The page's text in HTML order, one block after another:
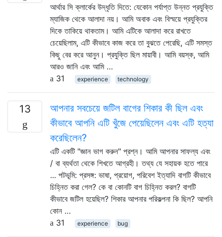
আর্থার সি ক্লার্কের উদ্ধৃতি দিতে: যেকোন পর্যাপ্ত উন্নত প্রযুক্তি
ম্যাজিক থেকে আলাদা নয়। আমি অবাক এবং বিস্ময়ে প্রযুক্তির
দিকে তাকিয়ে থাকতাম। আমি এটিকে আলাদা করে রাখতে
চেয়েছিলাম, এটি কীভাবে কাজ করে তা বুঝতে পেরেছি, এটি সমস্ত
কিছু বের করে আনুন। প্রযুক্তি ছিল মায়াবী। আমি বয়স্ক, আমি
আরও জানি এবং আমি …
31
experience technology
13
আপনার সবচেয়ে জটিল বাগের শিকার কী ছিল এবং
কীভাবে আপনি এটি খুঁজে পেয়েছিলেন এবং এটি হত্যা
করেছিলেন?
এটি একটি "জ্ঞান ভাগ করুন" প্রশ্ন। আমি আপনার সাফল্য এবং
/ বা ব্যর্থতা থেকে শিখতে আগ্রহী। তথ্য যে সহায়ক হতে পারে
... পটভূমি: প্রসঙ্গ: ভাষা, প্রয়োগ, পরিবেশ ইত্যাদি বাগটি কীভাবে
চিহ্নিত করা গেল? কে বা কোনটি বাগ চিহ্নিত করল? বাগটি
কীভাবে জটিল হয়েছিল? শিকার আপনার পরিকল্পনা কি ছিল? আপনি
কোন …
31
experience bug